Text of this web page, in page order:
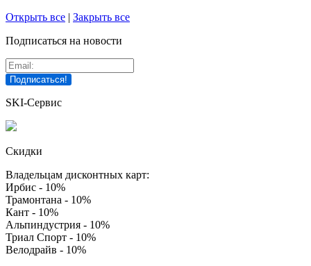
Открыть все | Закрыть все
Подписаться на новости
SKI-Сервис
Скидки
Владельцам дисконтных карт:
Ирбис - 10%
Трамонтана - 10%
Кант - 10%
Альпиндустрия - 10%
Триал Спорт - 10%
Велодрайв - 10%